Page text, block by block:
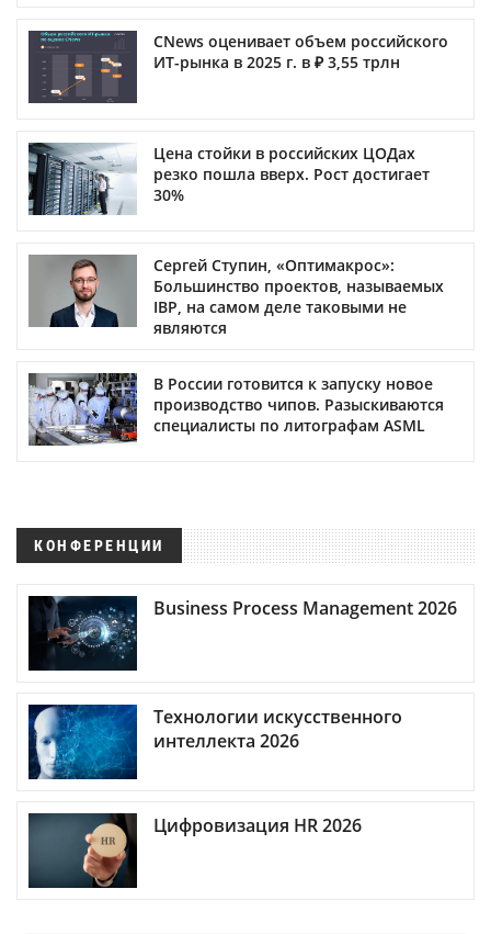
CNews оценивает объем российского
ИТ-рынка в 2025 г. в ₽ 3,55 трлн
Цена стойки в российских ЦОДах
резко пошла вверх. Рост достигает
30%
Сергей Ступин, «Оптимакрос»:
Большинство проектов, называемых
IBP, на самом деле таковыми не
являются
В России готовится к запуску новое
производство чипов. Разыскиваются
специалисты по литографам ASML
КОНФЕРЕНЦИИ
Business Process Management 2026
Технологии искусственного
интеллекта 2026
Цифровизация HR 2026